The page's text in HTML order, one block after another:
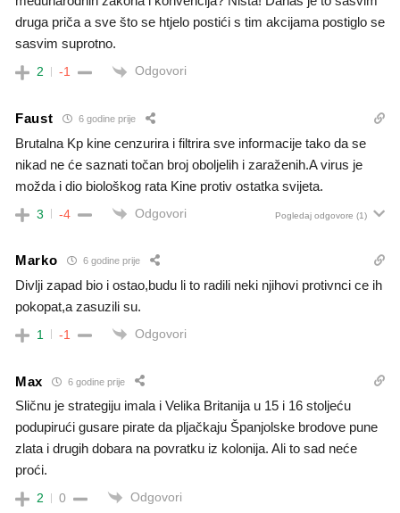
druga priča a sve što se htjelo postići s tim akcijama postiglo se
sasvim suprotno.
2 -1 Odgovori
Faust 6 godine prije
Brutalna Kp kine cenzurira i filtrira sve informacije tako da se
nikad ne će saznati točan broj oboljelih i zaraženih.A virus je
možda i dio biološkog rata Kine protiv ostatka svijeta.
3 -4 Odgovori Pogledaj odgovore (1)
Marko 6 godine prije
Divlji zapad bio i ostao,budu li to radili neki njihovi protivnci ce ih
pokopat,a zasuzili su.
1 -1 Odgovori
Max 6 godine prije
Sličnu je strategiju imala i Velika Britanija u 15 i 16 stoljeću
podupirući gusare pirate da pljačkaju Španjolske brodove pune
zlata i drugih dobara na povratku iz kolonija. Ali to sad neće
proći.
2 0 Odgovori